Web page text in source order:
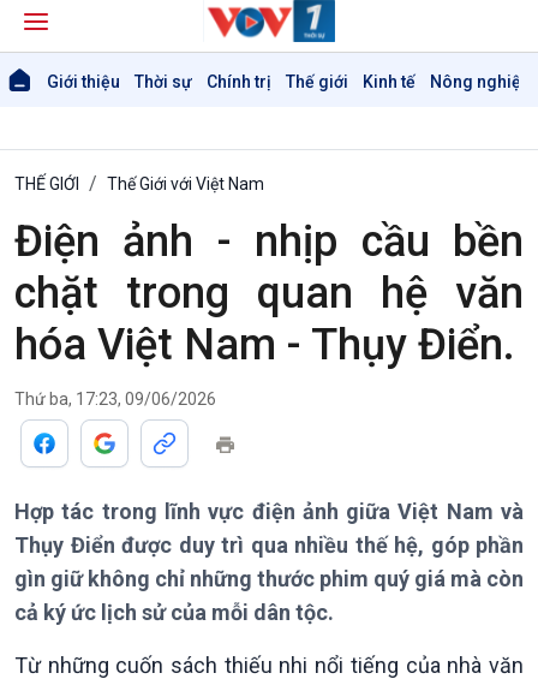
Giới thiệu Thời sự Chính trị Thế giới Kinh tế Nông nghiệp
THẾ GIỚI Thế Giới với Việt Nam
Điện ảnh - nhịp cầu bền
chặt trong quan hệ văn
hóa Việt Nam - Thụy Điển.
Thứ ba, 17:23, 09/06/2026
Hợp tác trong lĩnh vực điện ảnh giữa Việt Nam và
Thụy Điển được duy trì qua nhiều thế hệ, góp phần
gìn giữ không chỉ những thước phim quý giá mà còn
cả ký ức lịch sử của mỗi dân tộc.
Từ những cuốn sách thiếu nhi nổi tiếng của nhà văn